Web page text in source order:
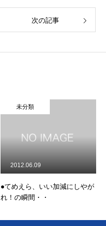
次の記事
未分類
●てめえら、いい加減にしやが
れ！の瞬間・・
2012.06.09